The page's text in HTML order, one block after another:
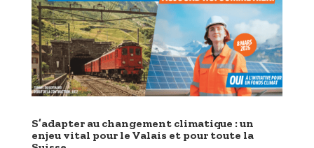
S’adapter au changement climatique : un
enjeu vital pour le Valais et pour toute la